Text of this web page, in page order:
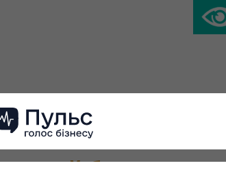
ПЛАТФОРМА
будинок № 4